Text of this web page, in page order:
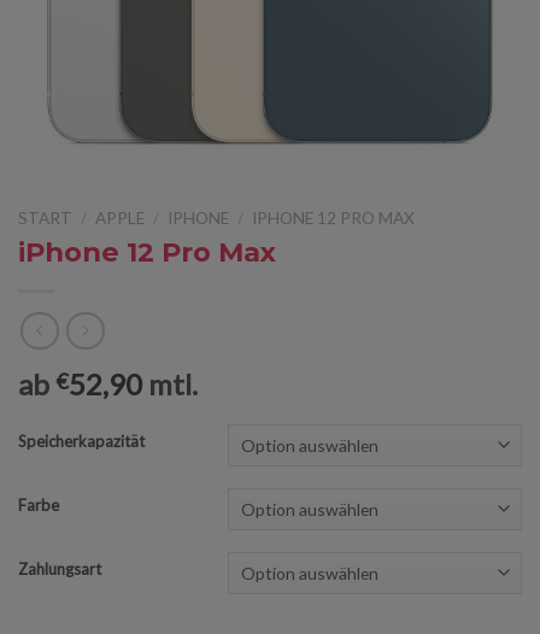
START / APPLE / IPHONE / IPHONE 12 PRO MAX
iPhone 12 Pro Max
ab €52,90 mtl.
Speicherkapazität
Farbe
Zahlungsart